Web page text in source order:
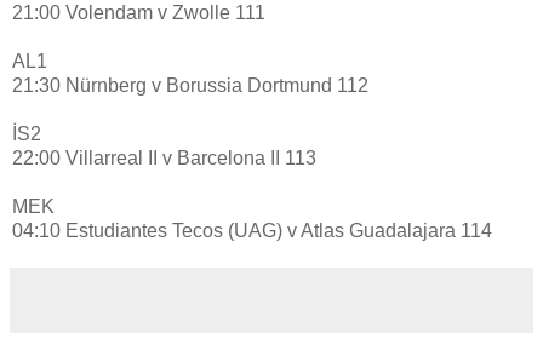
21:00 Volendam v Zwolle 111
AL1
21:30 Nürnberg v Borussia Dortmund 112
İS2
22:00 Villarreal II v Barcelona II 113
MEK
04:10 Estudiantes Tecos (UAG) v Atlas Guadalajara 114